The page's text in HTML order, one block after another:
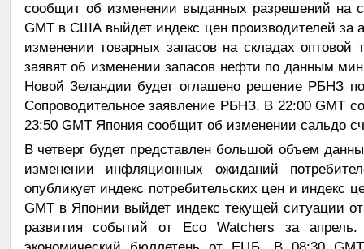
сообщит об изменении выданных разрешений на
GMT в США выйдет индекс цен производителей
изменении товарных запасов на складах
заявят об изменении запасов нефти по данным
Новой Зеландии будет оглашено решение РБНЗ
Сопроводительное заявление РБНЗ. В 22:00 GMT
23:50 GMT Япония сообщит об изменении сальдо
В четверг будет представлен большой объем
изменении инфляционных ожиданий
опубликует индекс потребительских цен и индекс
GMT в Японии выйдет индекс текущей ситуации
развития событий от Eco Watchers за